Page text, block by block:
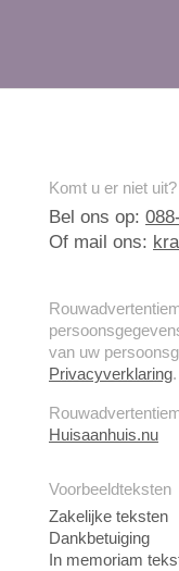
Komt u er niet uit?
Bel ons op:
Of mail ons:
van uw
Privacyverklaring.
Huisaanhuis.nu
Voorbeeldteksten
Zakelijke teksten
Dankbetuiging
In memoriam